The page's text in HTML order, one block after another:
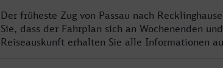
Der früheste Zug von Passau nach
Sie, dass der Fahrplan sich an Wochenenden
Reiseauskunft erhalten Sie alle Informationen